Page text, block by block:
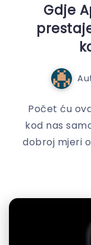
Gdje
Počet ću
kod nas
dobroj mjeri